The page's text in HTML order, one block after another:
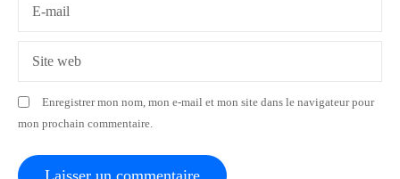
t
i
c
E-mail
Site web
Enregistrer mon nom, mon e-mail et mon site dans le navigateur pour
mon prochain commentaire.